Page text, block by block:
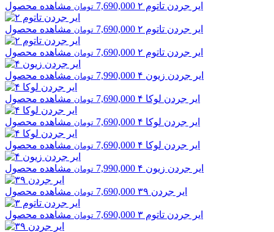
ایر جردن تاتوم ۲ 7,690,000 تومان مشاهده محصول
ایر جردن تاتوم ۲ 7,690,000 تومان مشاهده محصول
ایر جردن تاتوم ۲ 7,690,000 تومان مشاهده محصول
ایر جردن زیون ۴ 7,990,000 تومان مشاهده محصول
ایر جردن لوکا ۴ 7,690,000 تومان مشاهده محصول
ایر جردن لوکا ۴ 7,690,000 تومان مشاهده محصول
ایر جردن لوکا ۴ 7,690,000 تومان مشاهده محصول
ایر جردن زیون ۴ 7,990,000 تومان مشاهده محصول
ایر جردن ۳۹ 7,690,000 تومان مشاهده محصول
ایر جردن تاتوم ۳ 7,690,000 تومان مشاهده محصول